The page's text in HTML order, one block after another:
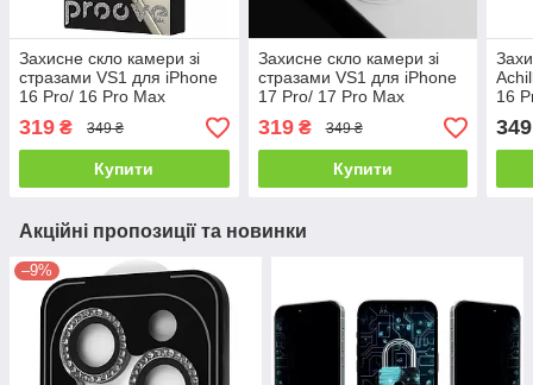
Захисне скло камери зі
стразами VS1 для iPhone
16 Pro/ 16 Pro Max
319 ₴ 349 ₴
Купити
Захисне скло камери зі
стразами VS1 для iPhone
17 Pro/ 17 Pro Max
319₴ 349 ₴
Купити
16
349
Акційні пропозиції та новинки
–9%